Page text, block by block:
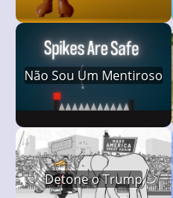
Não Sou Um Mentiroso
Detone o Trump